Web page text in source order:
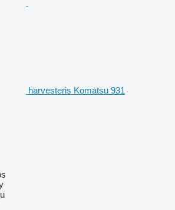
harvesteris Komatsu 931